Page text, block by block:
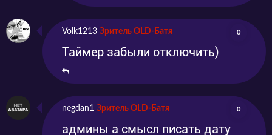
Volk1213 Зритель OLD-Батя 0
Таймер забыли отключить)
negdan1 Зритель OLD-Батя 0
админы а смысл писать дату